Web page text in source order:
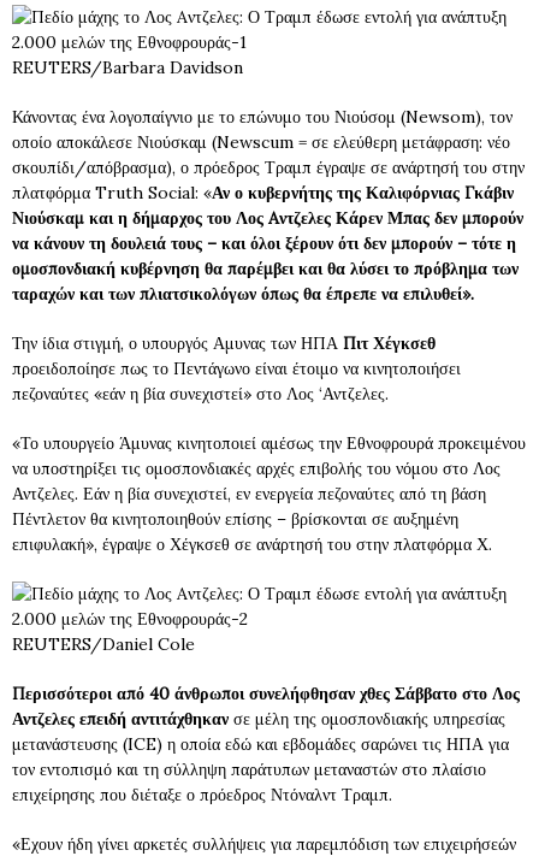
REUTERS/Barbara Davidson
Κάνοντας ένα λογοπαίγνιο με το επώνυμο του Νιούσομ (Newsom), τον
οποίο αποκάλεσε Νιούσκαμ (Newscum = σε ελεύθερη μετάφραση: νέο
σκουπίδι/απόβρασμα), ο πρόεδρος Τραμπ έγραψε σε ανάρτησή του στην
πλατφόρμα Truth Social: «Αν ο κυβερνήτης της Καλιφόρνιας Γκάβιν
Νιούσκαμ και η δήμαρχος του Λος Aντζελες Κάρεν Μπας δεν μπορούν
να κάνουν τη δουλειά τους – και όλοι ξέρουν ότι δεν μπορούν – τότε η
ομοσπονδιακή κυβέρνηση θα παρέμβει και θα λύσει το πρόβλημα των
ταραχών και των πλιατσικολόγων όπως θα έπρεπε να επιλυθεί».
Την ίδια στιγμή, ο υπουργός Αμυνας των ΗΠΑ Πιτ Χέγκσεθ
προειδοποίησε πως το Πεντάγωνο είναι έτοιμο να κινητοποιήσει
πεζοναύτες «εάν η βία συνεχιστεί» στο Λος ‘Αντζελες.
«Το υπουργείο Άμυνας κινητοποιεί αμέσως την Εθνοφρουρά προκειμένου
να υποστηρίξει τις ομοσπονδιακές αρχές επιβολής του νόμου στο Λος
Αντζελες. Εάν η βία συνεχιστεί, εν ενεργεία πεζοναύτες από τη βάση
Πέντλετον θα κινητοποιηθούν επίσης – βρίσκονται σε αυξημένη
επιφυλακή», έγραψε ο Χέγκσεθ σε ανάρτησή του στην πλατφόρμα Χ.
REUTERS/Daniel Cole
Περισσότεροι από 40 άνθρωποι συνελήφθησαν χθες Σάββατο στο Λος
Αντζελες επειδή αντιτάχθηκαν σε μέλη της ομοσπονδιακής υπηρεσίας
μετανάστευσης (ICE) η οποία εδώ και εβδομάδες σαρώνει τις ΗΠΑ για
τον εντοπισμό και τη σύλληψη παράτυπων μεταναστών στο πλαίσιο
επιχείρησης που διέταξε ο πρόεδρος Ντόναλντ Τραμπ.
«Εχουν ήδη γίνει αρκετές συλλήψεις για παρεμπόδιση των επιχειρήσεών